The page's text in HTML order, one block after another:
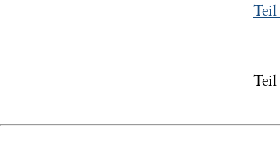
Teil
Teil